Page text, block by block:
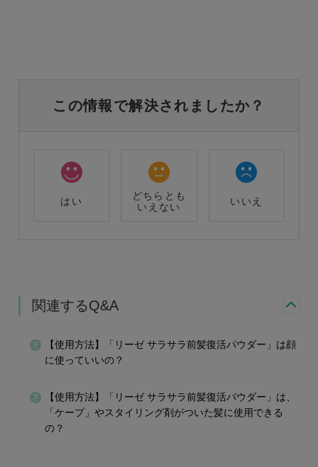
この情報で解決されましたか？
はい
どちらとも
いえない
いいえ
関連するQ&A
【使用方法】「リーゼ サラサラ前髪復活パウダー」は顔
に使っていいの？
【使用方法】「リーゼ サラサラ前髪復活パウダー」は、
「ケープ」やスタイリング剤がついた髪に使用できる
の？